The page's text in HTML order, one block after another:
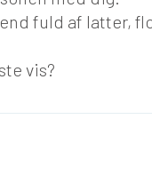
fuld af latter,
vis?